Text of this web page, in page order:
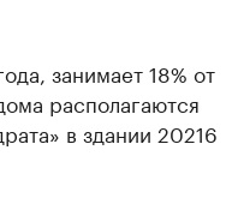
занимает 18% от
располагаются
в здании 20216